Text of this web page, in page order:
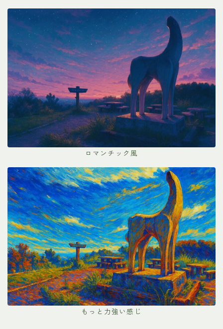
ロマンチック風
もっと力強い感じ